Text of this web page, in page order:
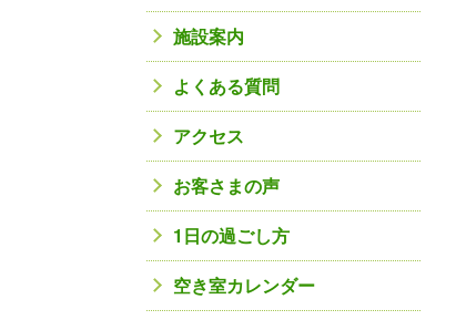
施設案内
よくある質問
アクセス
お客さまの声
1日の過ごし方
空き室カレンダー